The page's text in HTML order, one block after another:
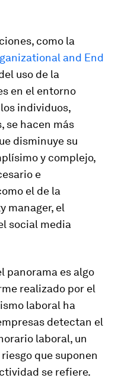
como la
and End
uso de la
en el entorno
individuos,
se hacen más
disminuye su
y complejo,
e
el de la
manager, el
social media
panorama es algo
realizado por el
laboral ha
detectan el
laboral, un
que suponen
se refiere.